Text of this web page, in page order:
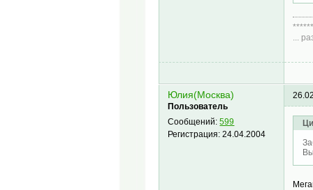
...
Юлия(Москва)
Пользователь
Сообщений:599
Регистрация:24.04.2004